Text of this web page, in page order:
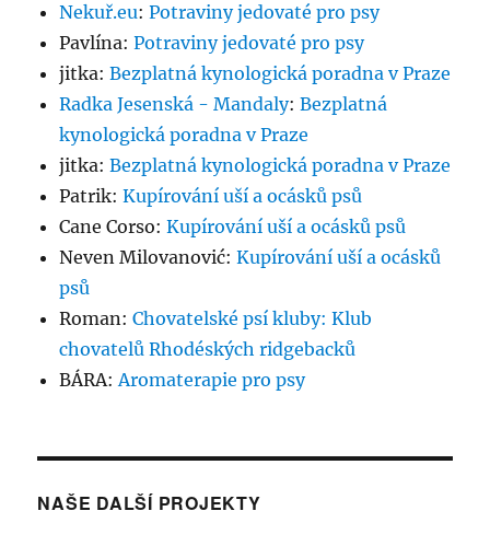
Nekuř.eu:Potraviny jedovaté pro psy
Pavlína:Potraviny jedovaté pro psy
jitka:Bezplatná kynologická poradna v Praze
Radka Jesenská - Mandaly:Bezplatná
kynologická poradna v Praze
jitka:Bezplatná kynologická poradna v Praze
Patrik:Kupírování uší a ocásků psů
Cane Corso:Kupírování uší a ocásků psů
Neven Milovanović:Kupírování uší a ocásků
psů
Roman:Chovatelské psí kluby: Klub
chovatelů Rhodéských ridgebacků
BÁRA:Aromaterapie pro psy
NAŠE DALŠÍ PROJEKTY